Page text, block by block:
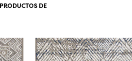
DE